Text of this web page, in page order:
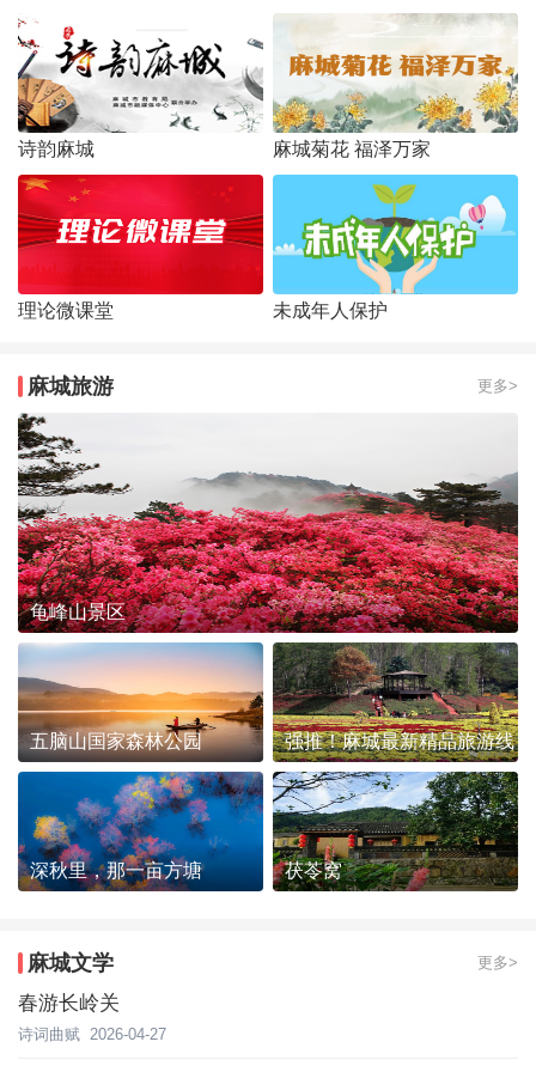
诗韵麻城 麻城菊花 福泽万家
理论微课堂 未成年人保护
麻城旅游 更多>
龟峰山景区
五脑山国家森林公园 强推！麻城最新精品旅游线
路发布~
深秋里，那一亩方塘 茯苓窝
麻城文学 更多>
春游长岭关
诗词曲赋 2026-04-27